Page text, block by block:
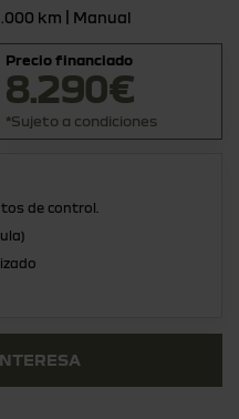
km | Manual
Precio financiado
8.290€
*Sujeto a condiciones
de control.